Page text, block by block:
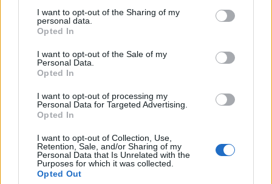
I want to opt-out of the Sharing of my
personal data.
Opted In
I want to opt-out of the Sale of my
Personal Data.
Opted In
I want to opt-out of processing my
Personal Data for Targeted Advertising.
Opted In
I want to opt-out of Collection, Use,
Retention, Sale, and/or Sharing of my
Personal Data that Is Unrelated with the
Purposes for which it was collected.
Opted Out
jogszabályi környezet értelmezése, adott esetben
véleményezése áll. A rendszeres konzultációkon a hazai
gazdasági-pénzügyi élet eseményeit, változásait, és
azoknak a hitelintézeti szektorra gyakorolt hatásait...
KEDVES OLVASÓNK!
A keresett cikk a portfolio.hu hírarchívumához
regisztrációhoz kötött.
Az előfizetés a következőket tartalmazza:
Portfolio.hu teljes cikkarchívum